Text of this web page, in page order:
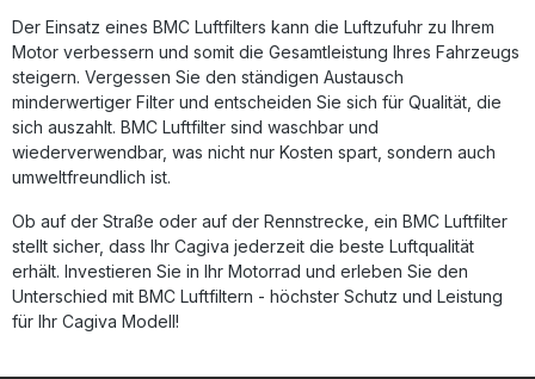
Der Einsatz eines BMC Luftfilters kann die Luftzufuhr zu Ihrem
Motor verbessern und somit die Gesamtleistung Ihres Fahrzeugs
steigern. Vergessen Sie den ständigen Austausch
minderwertiger Filter und entscheiden Sie sich für Qualität, die
sich auszahlt. BMC Luftfilter sind waschbar und
wiederverwendbar, was nicht nur Kosten spart, sondern auch
umweltfreundlich ist.
Ob auf der Straße oder auf der Rennstrecke, ein BMC Luftfilter
stellt sicher, dass Ihr Cagiva jederzeit die beste Luftqualität
erhält. Investieren Sie in Ihr Motorrad und erleben Sie den
Unterschied mit BMC Luftfiltern - höchster Schutz und Leistung
für Ihr Cagiva Modell!